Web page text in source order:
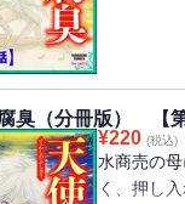
臭（分冊版） 【第
¥220 (税込)
水商売の
く、押し